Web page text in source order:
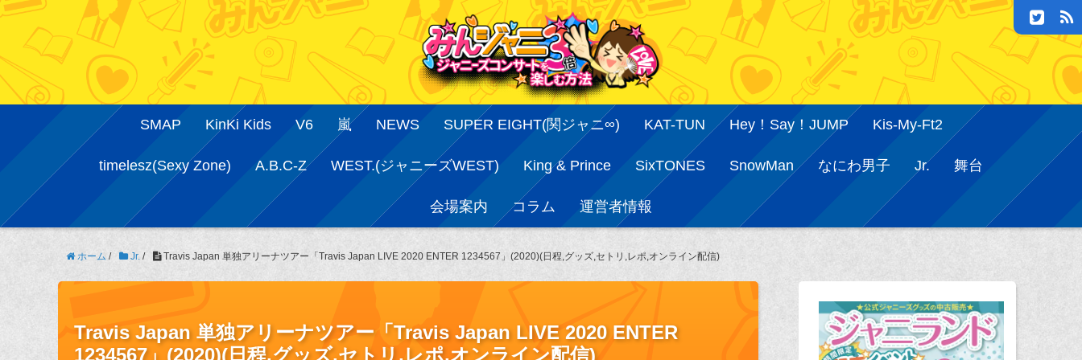
SMAP KinKi Kids V6 嵐 NEWS SUPER EIGHT(関ジャニ∞) KAT-TUN Hey！Say！JUMP Kis-My-Ft2
timelesz(Sexy Zone) A.B.C-Z WEST.(ジャニーズWEST) King & Prince SixTONES SnowMan なにわ男子 Jr. 舞台
会場案内 コラム 運営者情報
ホーム / Jr. / Travis Japan 単独アリーナツアー「Travis Japan LIVE 2020 ENTER 1234567」(2020)(日程,グッズ,セトリ,レポ,オンライン配信)
Travis Japan 単独アリーナツアー「Travis Japan LIVE 2020 ENTER
1234567」(2020)(日程,グッズ,セトリ,レポ,オンライン配信)